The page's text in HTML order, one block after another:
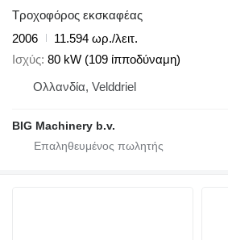
Τροχοφόρος εκσκαφέας
2006
11.594 ωρ./λειτ.
Ισχύς 80 kW (109 ίπποδύναμη)
Ολλανδία, Velddriel
BIG Machinery b.v.